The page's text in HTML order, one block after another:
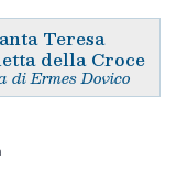
Teresa
della Croce
di Ermes Dovico